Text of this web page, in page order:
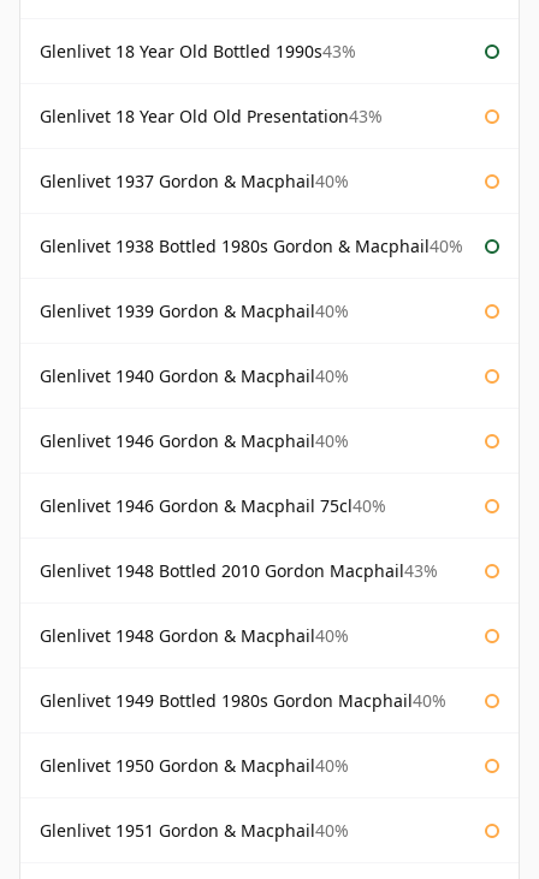
Glenlivet 18 Year Old Bottled 1990s43%
Glenlivet 18 Year Old Old Presentation43%
Glenlivet 1937 Gordon & Macphail40%
Glenlivet 1938 Bottled 1980s Gordon & Macphail40%
Glenlivet 1939 Gordon & Macphail40%
Glenlivet 1940 Gordon & Macphail40%
Glenlivet 1946 Gordon & Macphail40%
Glenlivet 1946 Gordon & Macphail 75cl40%
Glenlivet 1948 Bottled 2010 Gordon Macphail43%
Glenlivet 1948 Gordon & Macphail40%
Glenlivet 1949 Bottled 1980s Gordon Macphail40%
Glenlivet 1950 Gordon & Macphail40%
Glenlivet 1951 Gordon & Macphail40%